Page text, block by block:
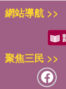
網站導航 >>
聚焦三民 >>